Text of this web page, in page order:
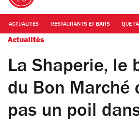
ACTUALITÉS RESTAURANTS ET BARS QUE
Actualités
La Shaperie, le
du Bon Marché
pas un poil